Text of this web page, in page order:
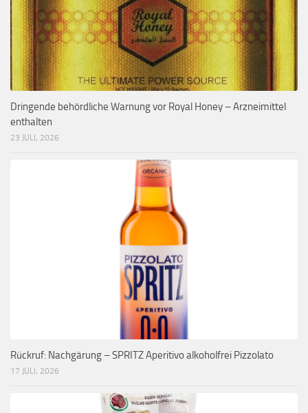
Dringende behördliche Warnung vor Royal Honey – Arzneimittel
enthalten
23 JULI, 2026
Rückruf: Nachgärung – SPRITZ Aperitivo alkoholfrei Pizzolato
17 JULI, 2026